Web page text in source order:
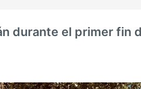
durante el primer fin